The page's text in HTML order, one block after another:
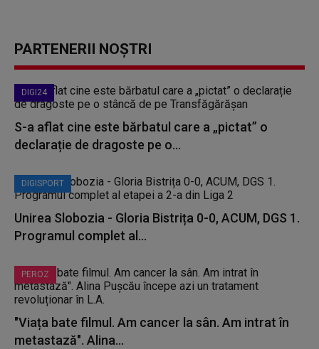
PARTENERII NOȘTRI
DIGI24
S-a aflat cine este bărbatul care a „pictat” o
declarație de dragoste pe o...
DIGISPORT
Unirea Slobozia - Gloria Bistrița 0-0, ACUM, DGS 1.
Programul complet al...
PEROZ
"Viața bate filmul. Am cancer la sân. Am intrat în
metastază". Alina...